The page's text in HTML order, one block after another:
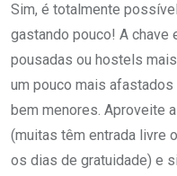
Sim, é totalmente
gastando pouco! A chave
pousadas ou hostels
um pouco mais
bem menores. Aproveite
(muitas têm entrada livre
os dias de gratuidade) e